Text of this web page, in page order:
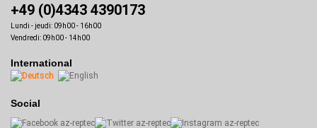
+49 (0)4343 4390173
Lundi - jeudi: 09h00 - 16h00
Vendredi: 09h00 - 14h00
International
Social